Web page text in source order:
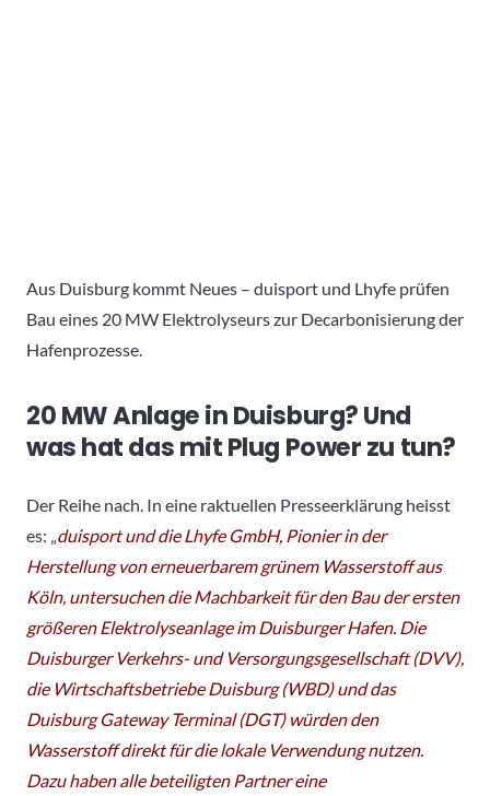
Aus Duisburg kommt Neues – duisport und Lhyfe prüfen
Bau eines 20 MW Elektrolyseurs zur Decarbonisierung der
Hafenprozesse.
20 MW Anlage in Duisburg? Und
was hat das mit Plug Power zu tun?
Der Reihe nach. In eine raktuellen Presseerklärung heisst
es: „duisport und die Lhyfe GmbH, Pionier in der
Herstellung von erneuerbarem grünem Wasserstoff aus
Köln, untersuchen die Machbarkeit für den Bau der ersten
größeren Elektrolyseanlage im Duisburger Hafen. Die
Duisburger Verkehrs- und Versorgungsgesellschaft (DVV),
die Wirtschaftsbetriebe Duisburg (WBD) und das
Duisburg Gateway Terminal (DGT) würden den
Wasserstoff direkt für die lokale Verwendung nutzen.
Dazu haben alle beteiligten Partner eine